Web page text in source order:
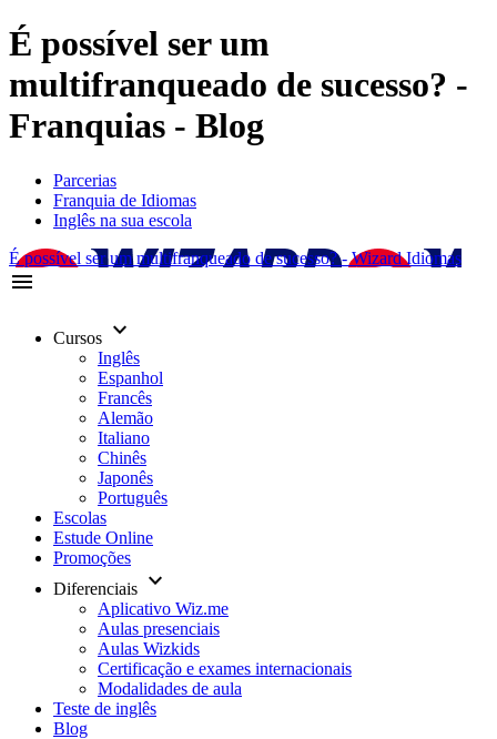
É possível ser um
multifranqueado de sucesso? -
Franquias - Blog
Parcerias
Franquia de Idiomas
Inglês na sua escola
É possível ser um multifranqueado de sucesso? - Wizard Idiomas
menu
Cursos keyboard_arrow_down
Inglês
Espanhol
Francês
Alemão
Italiano
Chinês
Japonês
Português
Escolas
Estude Online
Promoções
Diferenciais keyboard_arrow_down
Aplicativo Wiz.me
Aulas presenciais
Aulas Wizkids
Certificação e exames internacionais
Modalidades de aula
Teste de inglês
Blog